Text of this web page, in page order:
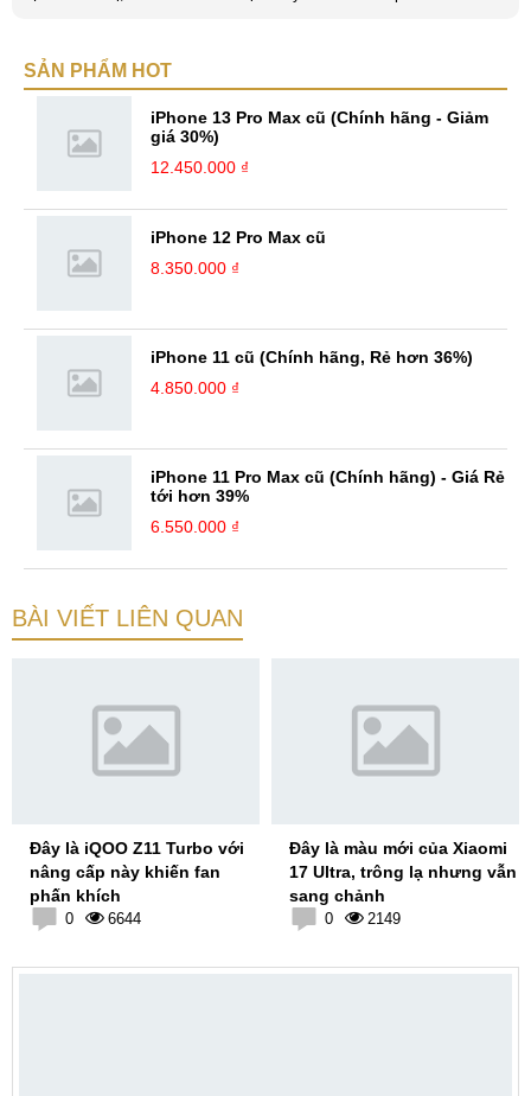
hiểu biết mới mẻ và thú vị. Tinh thần tự giác và sự chuyên nghiệp là
SẢN PHẨM HOT
iPhone 13 Pro Max cũ (Chính hãng - Giảm
giá 30%)
12.450.000 ₫
iPhone 12 Pro Max cũ
8.350.000 ₫
iPhone 11 cũ (Chính hãng, Rẻ hơn 36%)
4.850.000 ₫
iPhone 11 Pro Max cũ (Chính hãng) - Giá Rẻ
tới hơn 39%
6.550.000 ₫
BÀI VIẾT LIÊN QUAN
Đây là iQOO Z11 Turbo với
nâng cấp này khiến fan
phấn khích
0 6644
Đây là màu mới của Xiaomi
17 Ultra, trông lạ nhưng vẫn
sang chảnh
0 2149